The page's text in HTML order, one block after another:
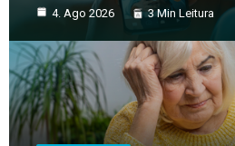
4. Ago 2026 3 Min Leitura